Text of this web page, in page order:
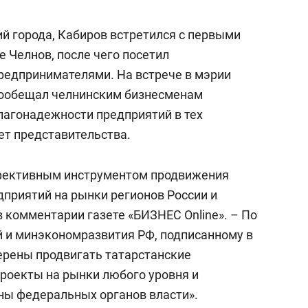
города, Кабиров встретился с первыми
после чего посетил
На встрече в мэрии
челнинским бизнесменам
предприятий в тех
представительства.
инструментом продвижения
на рынки регионов России и
газете «БИЗНЕС Online». – По
минэкономразвития РФ, подписанному в
продвигать татарстанские
на рынки любого уровня и
федеральных органов власти».